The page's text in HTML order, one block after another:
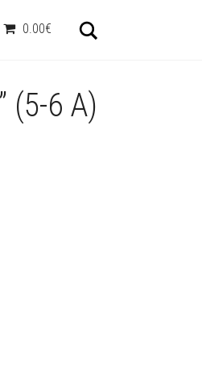
0.00€
(5-6 A)